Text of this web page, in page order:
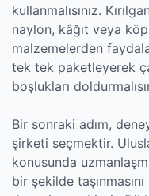
kullanmalısınız.
naylon, kâğıt veya
malzemelerden
tek tek paketleyerek
boşlukları
Bir sonraki adım,
şirketi seçmektir.
konusunda
bir şekilde